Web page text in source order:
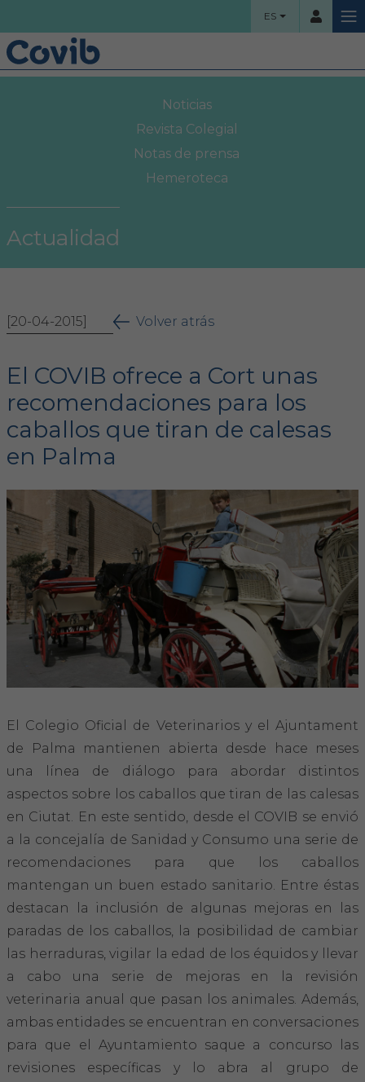
ES
HOME
Comisiones asesoras
Área Colegial
FORMACIÓN
Formación COVIB
Formaciones de otras entidades
Certificados de formaciones COVIB
ACTUALIDAD
Noticias
Revista Colegial
Notas de prensa
Hemeroteca
IDENTIFICACIÓN ANIMAL
INFORMACIÓN A LA CIUDADANÍA
Centros veterinarios
Colegiados
Consejos para tus mascotas
Guía Responsable
Salud animal y salud pública
CONTACTO
Noticias
Revista Colegial
Notas de prensa
Hemeroteca
Actualidad
[20-04-2015] Volver atrás
El COVIB ofrece a Cort unas
recomendaciones para los
caballos que tiran de calesas
en Palma
El Colegio Oficial de Veterinarios y el Ajuntament
de Palma mantienen abierta desde hace meses
una línea de diálogo para abordar distintos
aspectos sobre los caballos que tiran de las calesas
en Ciutat. En este sentido, desde el COVIB se envió
a la concejalía de Sanidad y Consumo una serie de
recomendaciones para que los caballos
mantengan un buen estado sanitario. Entre éstas
destacan la inclusión de algunas mejoras en las
paradas de los caballos, la posibilidad de cambiar
las herraduras, vigilar la edad de los équidos y llevar
a cabo una serie de mejoras en la revisión
veterinaria anual que pasan los animales. Además,
ambas entidades se encuentran en conversaciones
para que el Ayuntamiento saque a concurso las
revisiones específicas y lo abra al grupo de